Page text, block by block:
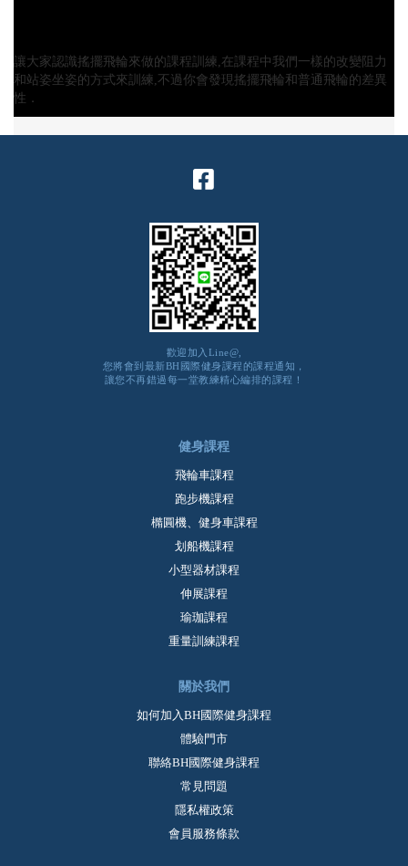
讓大家認識搖擺飛輪來做的課程訓練,在課程中我們一樣的改變阻力
和站姿坐姿的方式來訓練,不過你會發現搖擺飛輪和普通飛輪的差異
性．
歡迎加入Line@,
您將會到最新BH國際健身課程的課程通知，
讓您不再錯過每一堂教練精心編排的課程！
健身課程
飛輪車課程
跑步機課程
橢圓機、健身車課程
划船機課程
小型器材課程
伸展課程
瑜珈課程
重量訓練課程
關於我們
如何加入BH國際健身課程
體驗門市
聯絡BH國際健身課程
常見問題
隱私權政策
會員服務條款